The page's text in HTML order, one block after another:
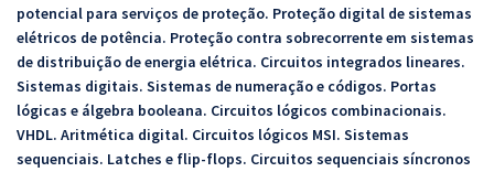
potencial para serviços de proteção. Proteção digital de sistemas
elétricos de potência. Proteção contra sobrecorrente em sistemas
de distribuição de energia elétrica. Circuitos integrados lineares.
Sistemas digitais. Sistemas de numeração e códigos. Portas
lógicas e álgebra booleana. Circuitos lógicos combinacionais.
VHDL. Aritmética digital. Circuitos lógicos MSI. Sistemas
sequenciais. Latches e flip-flops. Circuitos sequenciais síncronos